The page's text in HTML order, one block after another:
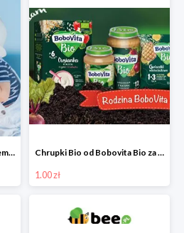
Niezbędniki wakacji z dzieckiem do -30% Chrupki Bio od Bobovita Bio za 1 grosz
1.00 zł